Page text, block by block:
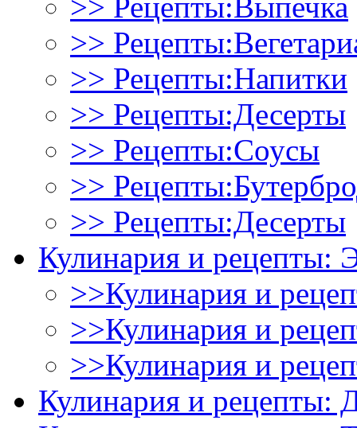
>>
>> Рецепты:Напитки
>> Рецепты:Десерты
>> Рецепты:Соусы
>>
>> Рецепты:Десерты
Кулинария и рецепты:
>>Кулинария и
>>Кулинария и
>>Кулинария и
Кулинария и рецепты: